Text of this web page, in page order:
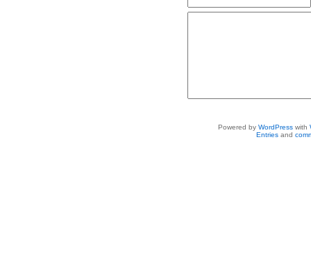
Powered by WordPresswith
Entriesand